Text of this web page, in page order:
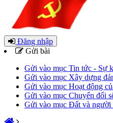
Đăng nhập
Gửi bài
Gửi vào mục Tin tức - Sự
Gửi vào mục Xây dựng
Gửi vào mục Hoạt động
Gửi vào mục Chuyển đổi
Gửi vào mục Đất và người